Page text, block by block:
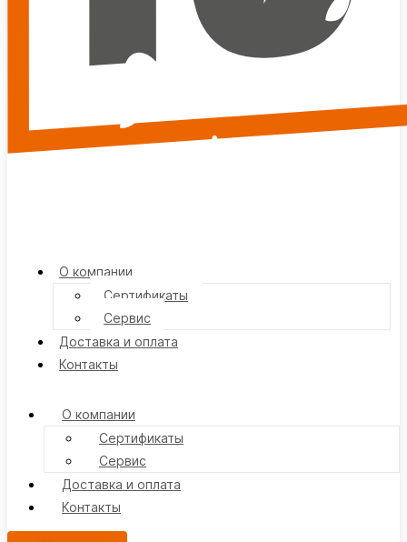
О компании
Сертификаты
Сервис
Доставка и оплата
Контакты
О компании
Сертификаты
Сервис
Доставка и оплата
Контакты